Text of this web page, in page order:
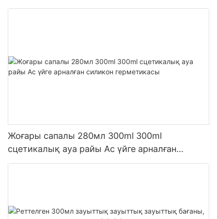
Жоғары сапалы 280мл 300ml 300ml
сцетикалық ауа райы Ас үйге арналған
силикон герметикасы